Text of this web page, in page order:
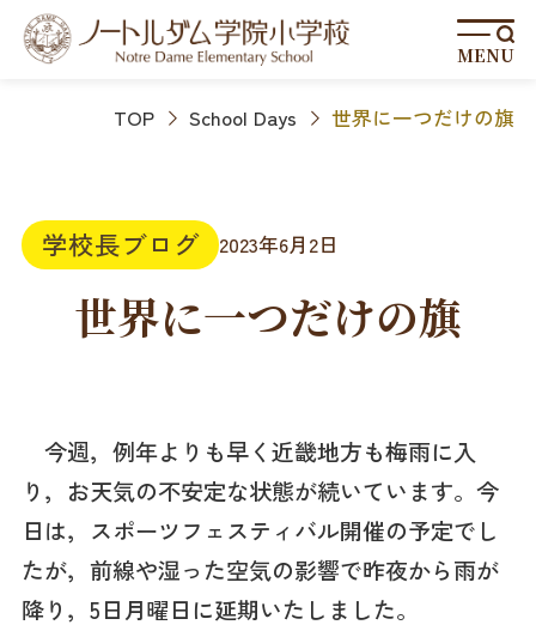
MENU
TOP School Days 世界に一つだけの旗
学校長ブログ 2023年6月2日
世界に一つだけの旗
今週，例年よりも早く近畿地方も梅雨に入
り，お天気の不安定な状態が続いています。今
日は，スポーツフェスティバル開催の予定でし
たが，前線や湿った空気の影響で昨夜から雨が
降り，5日月曜日に延期いたしました。